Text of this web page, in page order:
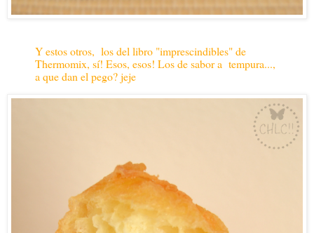
Y estos otros, los del libro "imprescindibles" de
Thermomix, sí! Esos, esos! Los de sabor a tempura...,
a que dan el pego? jeje